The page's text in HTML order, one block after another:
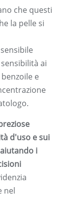
che questi
la pelle si
ai
e
d'uso e sui
i
nel